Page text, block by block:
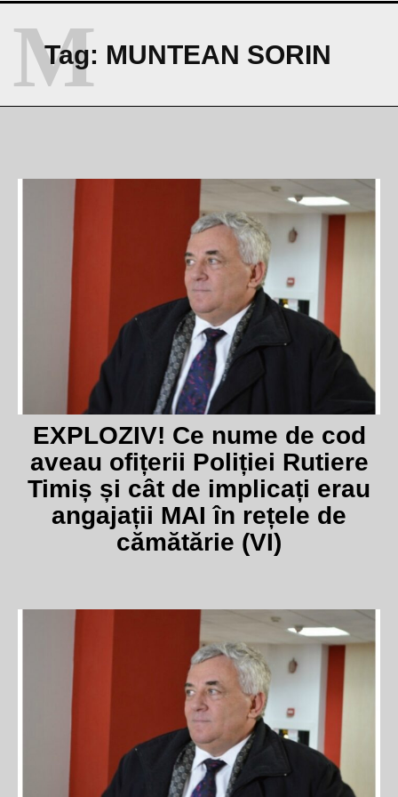
Tag: MUNTEAN SORIN
M
EXPLOZIV! Ce nume de cod
aveau ofițerii Poliției Rutiere
Timiș și cât de implicați erau
angajații MAI în rețele de
cămătărie (VI)